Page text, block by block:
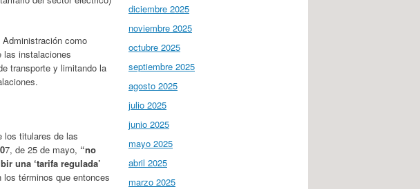
como
las instalaciones
transporte y limitando la
los titulares de las
7, de 25 de mayo, “no
una ‘tarifa regulada’
los términos que entonces
diciembre 2025
noviembre 2025
octubre 2025
septiembre 2025
agosto 2025
julio 2025
junio 2025
mayo 2025
abril 2025
marzo 2025